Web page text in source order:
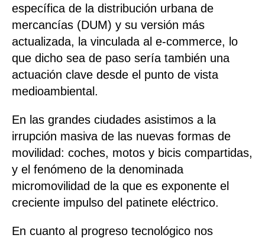
específica de la distribución urbana de
mercancías (DUM) y su versión más
actualizada, la vinculada al e-commerce, lo
que dicho sea de paso sería también una
actuación clave desde el punto de vista
medioambiental.
En las grandes ciudades asistimos a la
irrupción masiva de las nuevas formas de
movilidad: coches, motos y bicis compartidas,
y el fenómeno de la denominada
micromovilidad de la que es exponente el
creciente impulso del patinete eléctrico.
En cuanto al progreso tecnológico nos